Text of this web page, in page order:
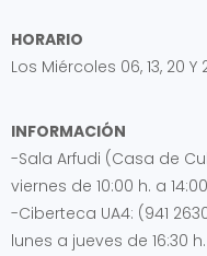
HORARIO
Los Miércoles 06, 13, 20 Y
INFORMACIÓN
-Sala Arfudi (Casa de
viernes de 10:00 h. a
-Ciberteca UA4: (941
lunes a jueves de 16:30